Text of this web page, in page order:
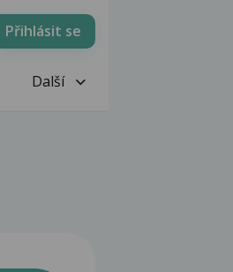
Přihlásit se
Další